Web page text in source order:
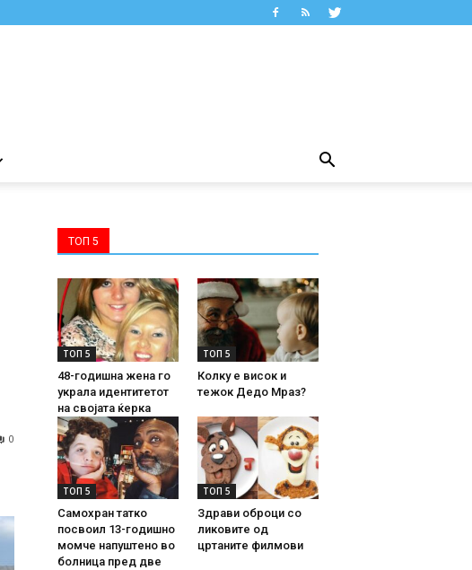
0
ТОП 5
ТОП 5
48-годишна жена го
украла идентитетот
на својата ќерка
ТОП 5
Колку е висок и
тежок Дедо Мраз?
ТОП 5
Самохран татко
посвоил 13-годишно
момче напуштено во
болница пред две
ТОП 5
Здрави оброци со
ликовите од
цртаните филмови